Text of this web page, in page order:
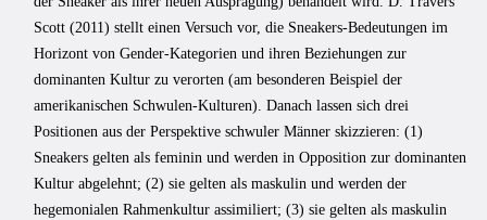
Scott (2011) stellt einen Versuch vor, die Sneakers-Bedeutungen im
Horizont von Gender-Kategorien und ihren Beziehungen zur
dominanten Kultur zu verorten (am besonderen Beispiel der
amerikanischen Schwulen-Kulturen). Danach lassen sich drei
Positionen aus der Perspektive schwuler Männer skizzieren: (1)
Sneakers gelten als feminin und werden in Opposition zur dominanten
Kultur abgelehnt; (2) sie gelten als maskulin und werden der
hegemonialen Rahmenkultur assimiliert; (3) sie gelten als maskulin